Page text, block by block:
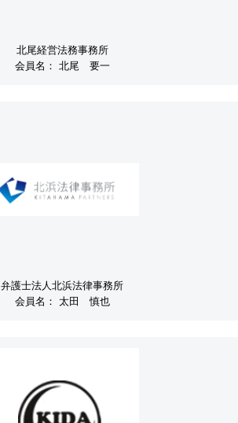
北尾経営法務事務所
会員名： 北尾 要一
弁護士法人北浜法律事務所
会員名： 太田 慎也